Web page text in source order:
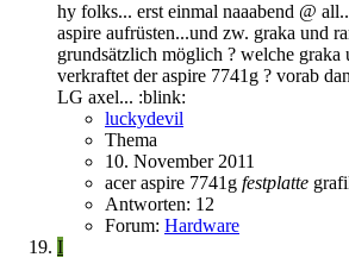
hy folks... erst einmal naaabend @
aspire aufrüsten...und zw. graka und
grundsätzlich möglich ? welche graka
verkraftet der aspire 7741g ? vorab
LG axel... :blink:
luckydevil
Thema
10. November 2011
acer aspire 7741g festplatte
Antworten: 12
Forum: Hardware
I